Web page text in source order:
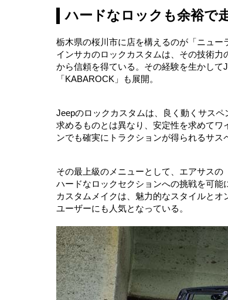
ハードなロックも余裕で
栃木県の桜川市に店を構えるのが「ニュ
インサカのロックカスタムは、その技術
から信頼を得ている。その経験を生かし
「KABAROCK」も展開。
Jeepのロックカスタムは、良く動くサス
求めるものとは異なり、安定性を求めて
ンでも確実にトラクションが得られるサス
その最上級のメニューとして、エアサス
ハードなロックセクションへの挑戦を可
カスタムメイクは、魅力的なスタイルと
ユーザーにも人気となっている。